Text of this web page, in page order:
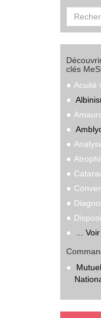
clés
Acuité
...